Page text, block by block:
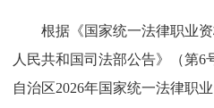
根据《国家统一法律职业
人民共和国司法部公告》（第
自治区2026年国家统一法律职